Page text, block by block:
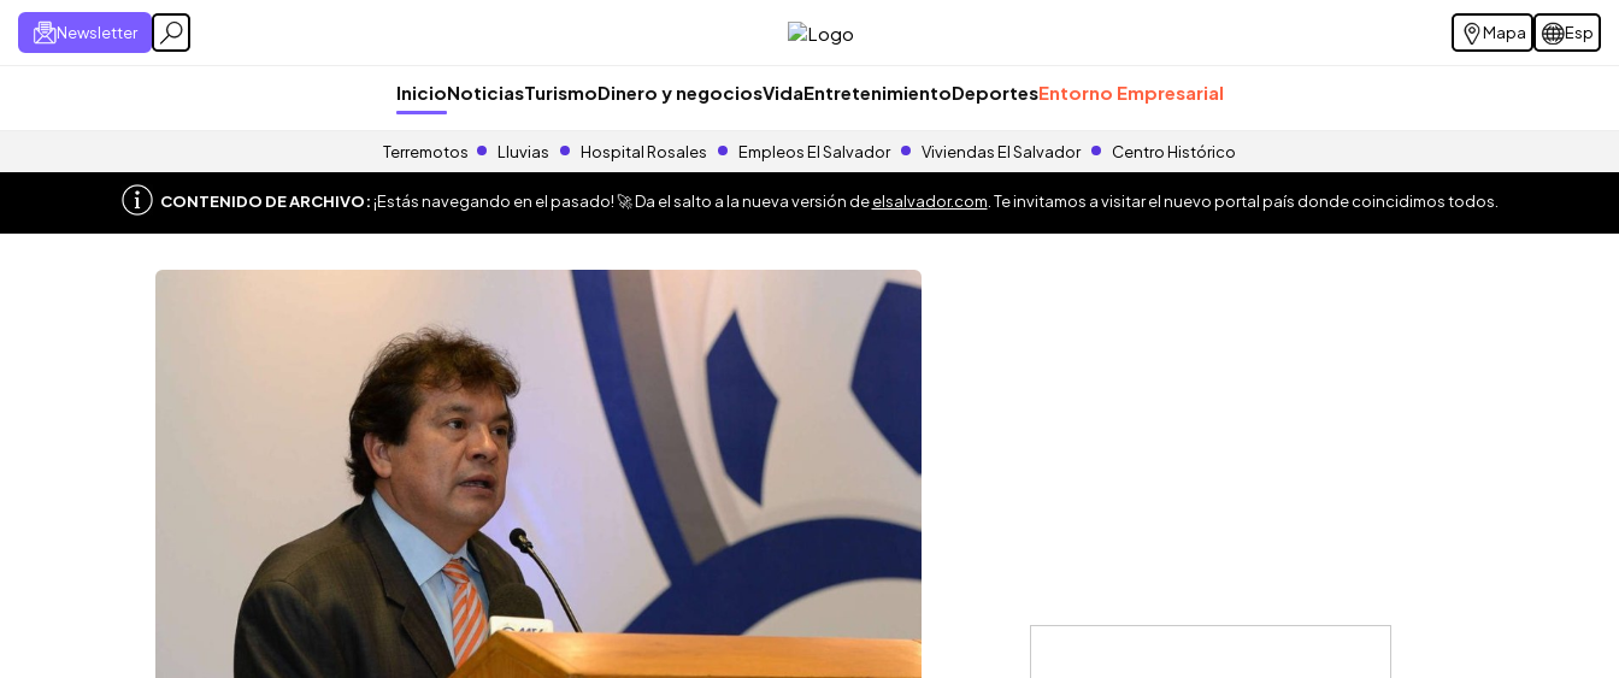
Newsletter Mapa Esp
InicioNoticiasTurismoDinero y negociosVidaEntretenimientoDeportesEntorno Empresarial
Terremotos Lluvias Hospital Rosales Empleos El Salvador Viviendas El Salvador Centro Histórico
CONTENIDO DE ARCHIVO:¡Estás navegando en el pasado! 🚀 Da el salto a la nueva versión deelsalvador.com . Te invitamos a visitar el nuevo portal país donde coincidimos todos.